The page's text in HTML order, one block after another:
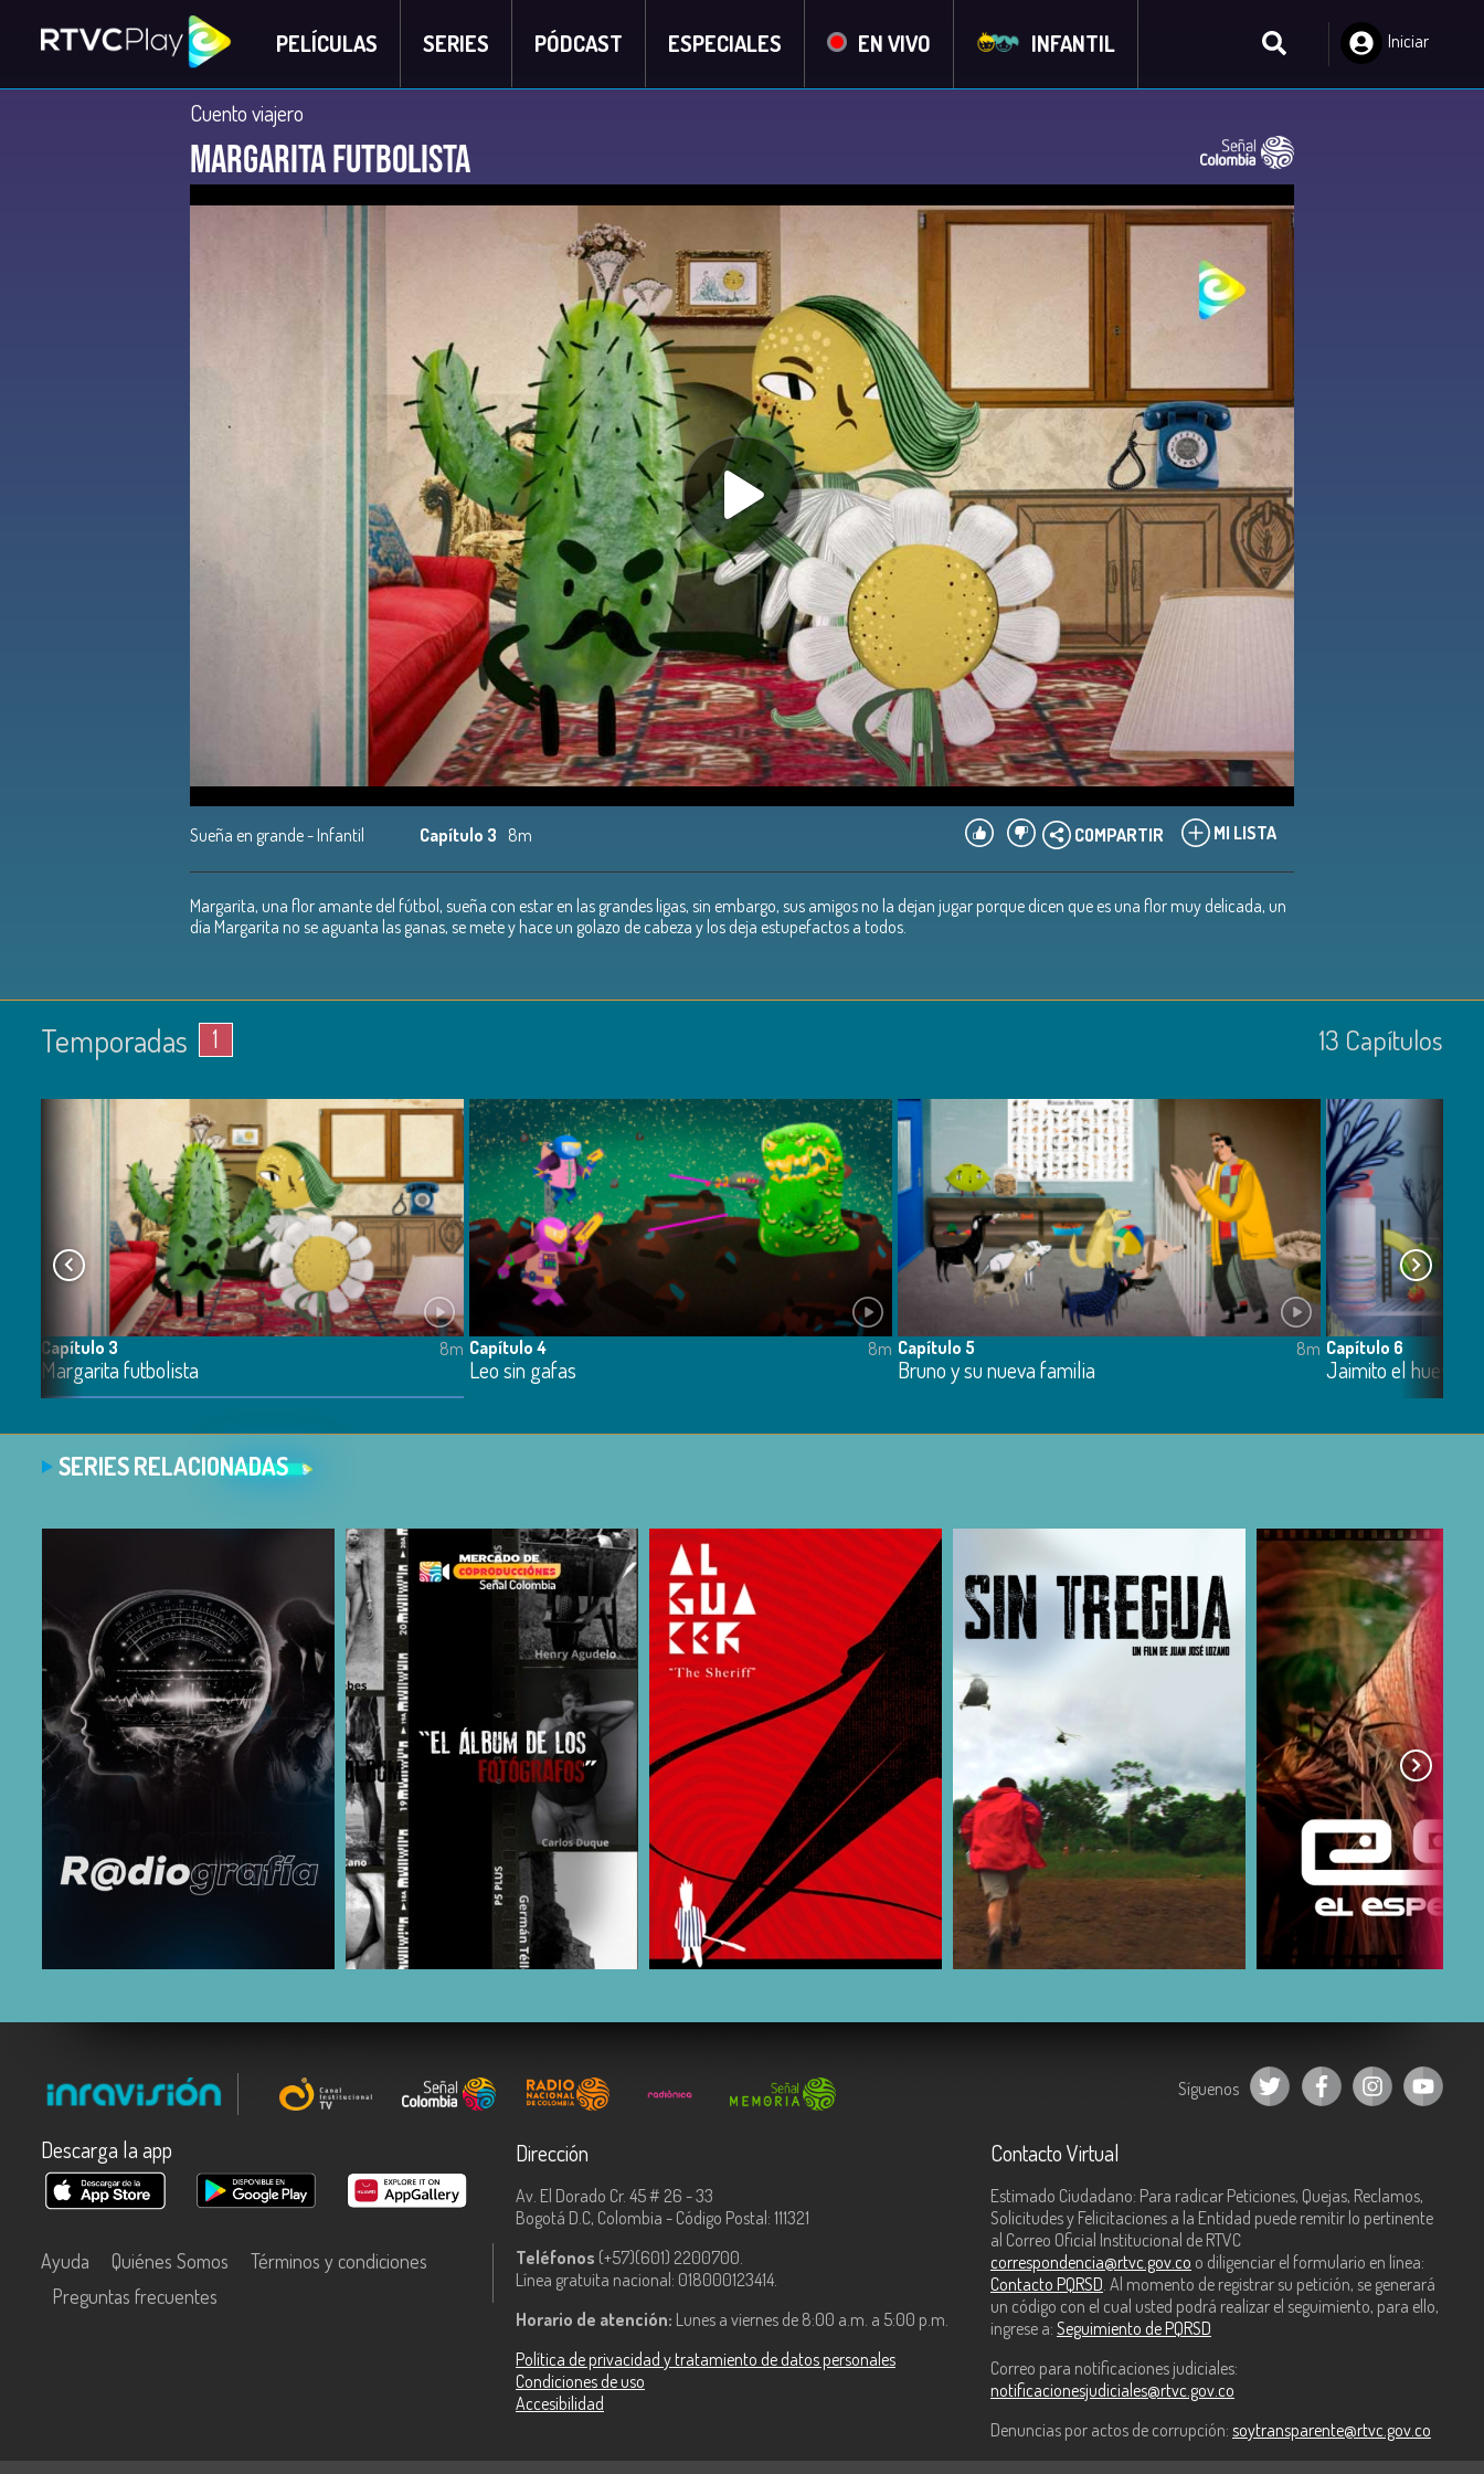
PELÍCULAS SERIES PÓDCAST ESPECIALES EN VIVO INFANTIL
Iniciar
Cuento viajero
Margarita futbolista
Sueña en grande - Infantil Capítulo 3 8m MI LISTA
COMPARTIR
Margarita, una flor amante del fútbol, sueña con estar en las grandes ligas, sin embargo, sus amigos no la dejan jugar porque dicen que es una flor muy delicada, un
día Margarita no se aguanta las ganas, se mete y hace un golazo de cabeza y los deja estupefactos a todos.
Temporadas 1 13 Capí­tulos
Capítulo 3
Margarita futbolista
8m Capítulo 4
Leo sin gafas
8m Capítulo 5
Bruno y su nueva familia
8m Capítulo 6
Jaimito el huevo
SERIES RELACIONADAS
COMPARTIR COMPARTIR COMPARTIR COMPARTIR
Síguenos
Descarga la app
Ayuda Quiénes Somos
Términos y condiciones
Preguntas frecuentes
Dirección
Av. El Dorado Cr. 45 # 26 - 33
Bogotá D.C, Colombia - Código Postal: 111321
Teléfonos (+57)(601) 2200700.
Línea gratuita nacional: 018000123414.
Horario de atención: Lunes a viernes de 8:00 a.m. a 5:00 p.m.
Política de privacidad y tratamiento de datos personales
Condiciones de uso
Accesibilidad
Contacto Virtual
Estimado Ciudadano: Para radicar Peticiones, Quejas, Reclamos,
Solicitudes y Felicitaciones a la Entidad puede remitir lo pertinente
al Correo Oficial Institucional de RTVC
correspondencia@rtvc.gov.co o diligenciar el formulario en línea:
Contacto PQRSD . Al momento de registrar su petición, se generará
un código con el cual usted podrá realizar el seguimiento, para ello,
ingrese a: Seguimiento de PQRSD
Correo para notificaciones judiciales:
notificacionesjudiciales@rtvc.gov.co
Denuncias por actos de corrupción: soytransparente@rtvc.gov.co